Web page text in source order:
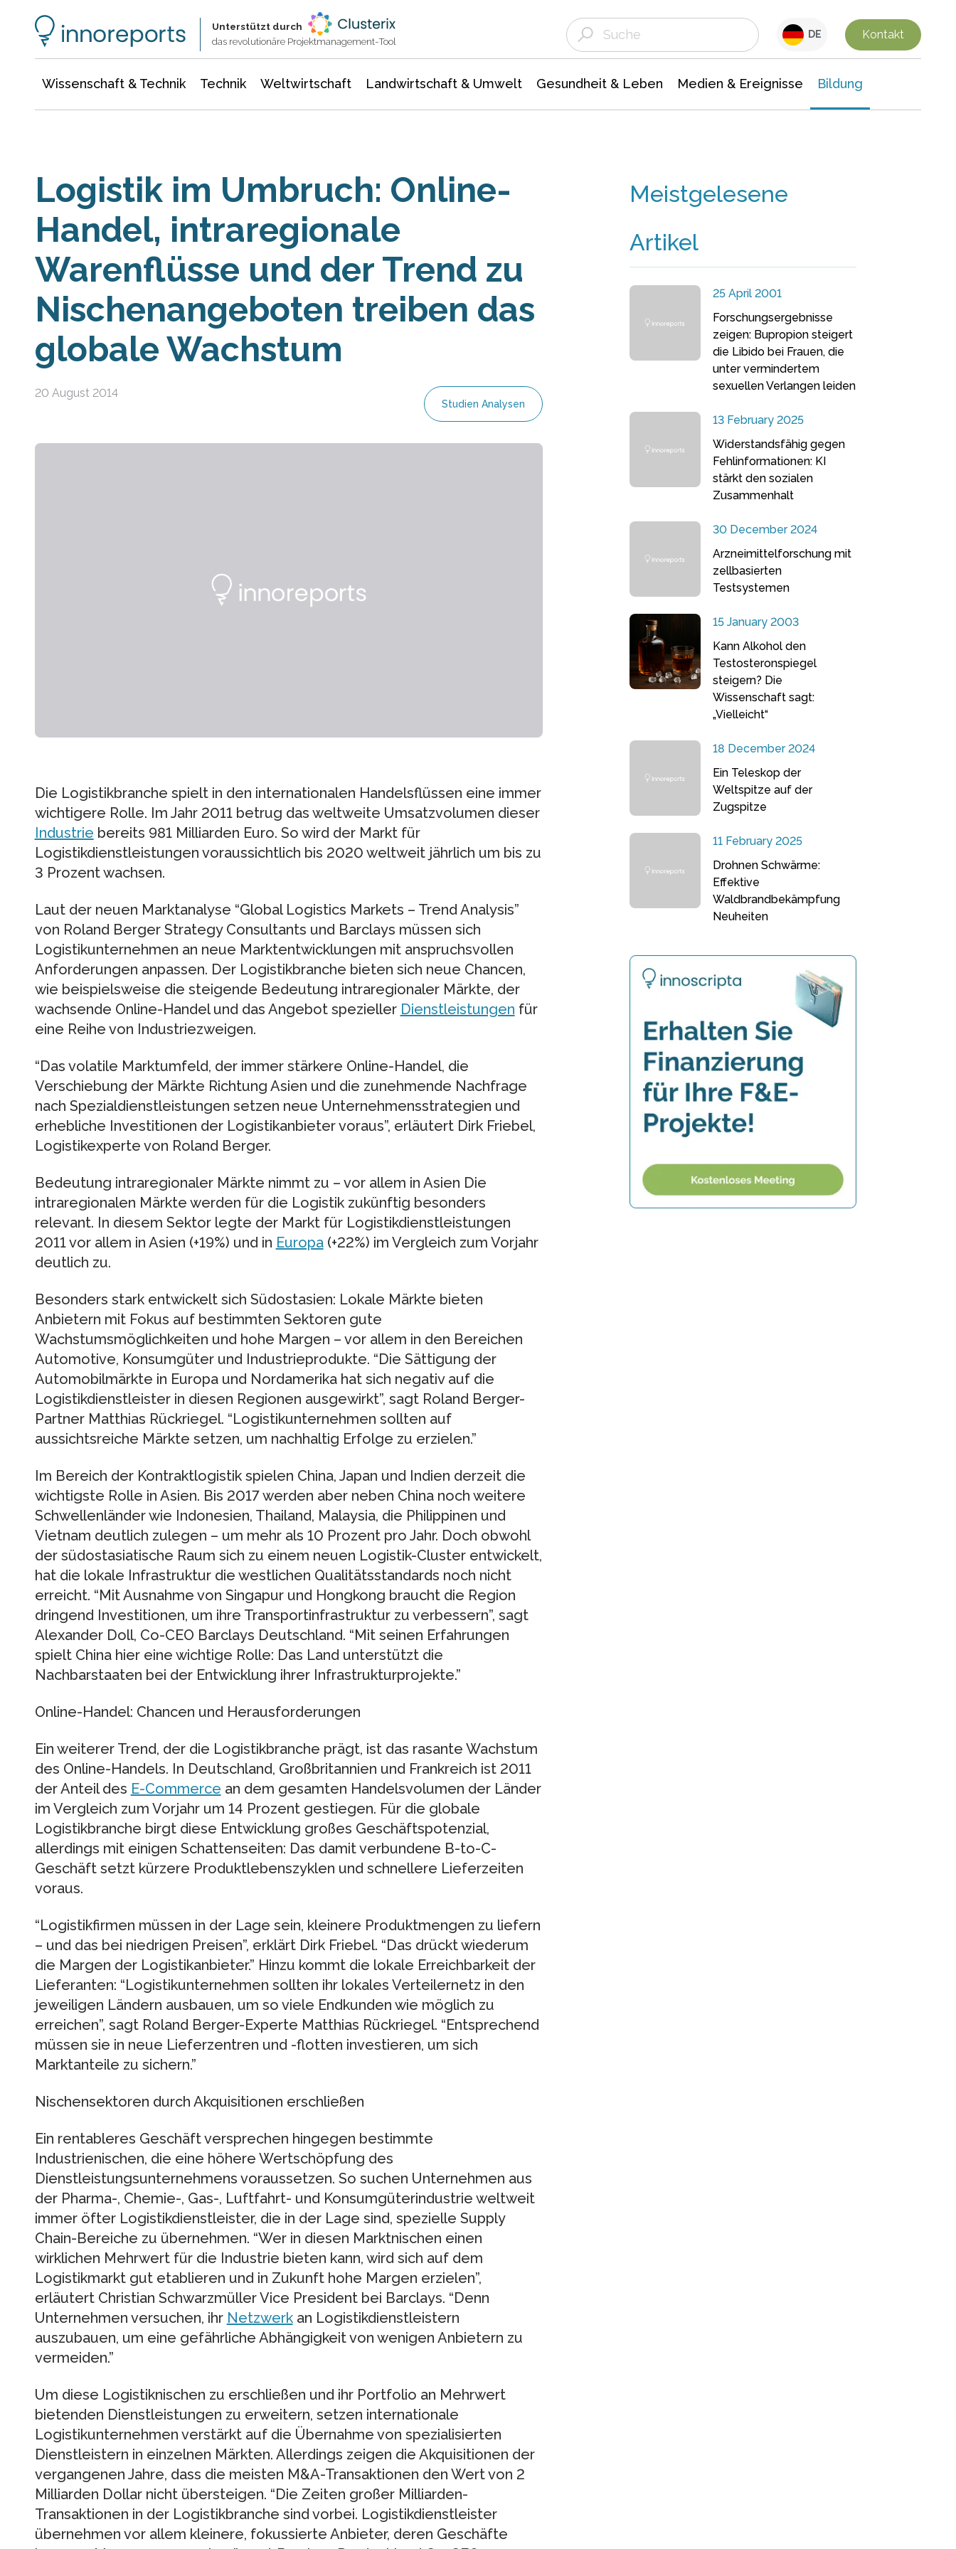
Unterstützt durch
das revolutionäre Projektmanagement-Tool
DE Kontakt
Wissenschaft & Technik Technik Weltwirtschaft Landwirtschaft & Umwelt Gesundheit & Leben Medien & Ereignisse Bildung
Logistik im Umbruch: Online-
Handel, intraregionale
Warenflüsse und der Trend zu
Nischenangeboten treiben das
globale Wachstum
20 August 2014
Studien Analysen
Die Logistikbranche spielt in den internationalen Handelsflüssen eine immer
wichtigere Rolle. Im Jahr 2011 betrug das weltweite Umsatzvolumen dieser
Industrie bereits 981 Milliarden Euro. So wird der Markt für
Logistikdienstleistungen voraussichtlich bis 2020 weltweit jährlich um bis zu
3 Prozent wachsen.
Laut der neuen Marktanalyse “Global Logistics Markets – Trend Analysis”
von Roland Berger Strategy Consultants und Barclays müssen sich
Logistikunternehmen an neue Marktentwicklungen mit anspruchsvollen
Anforderungen anpassen. Der Logistikbranche bieten sich neue Chancen,
wie beispielsweise die steigende Bedeutung intraregionaler Märkte, der
wachsende Online-Handel und das Angebot spezieller Dienstleistungen für
eine Reihe von Industriezweigen.
“Das volatile Marktumfeld, der immer stärkere Online-Handel, die
Verschiebung der Märkte Richtung Asien und die zunehmende Nachfrage
nach Spezialdienstleistungen setzen neue Unternehmensstrategien und
erhebliche Investitionen der Logistikanbieter voraus”, erläutert Dirk Friebel,
Logistikexperte von Roland Berger.
Bedeutung intraregionaler Märkte nimmt zu – vor allem in Asien Die
intraregionalen Märkte werden für die Logistik zukünftig besonders
relevant. In diesem Sektor legte der Markt für Logistikdienstleistungen
2011 vor allem in Asien (+19%) und in Europa(+22%) im Vergleich zum Vorjahr
deutlich zu.
Besonders stark entwickelt sich Südostasien: Lokale Märkte bieten
Anbietern mit Fokus auf bestimmten Sektoren gute
Wachstumsmöglichkeiten und hohe Margen – vor allem in den Bereichen
Automotive, Konsumgüter und Industrieprodukte. “Die Sättigung der
Automobilmärkte in Europa und Nordamerika hat sich negativ auf die
Logistikdienstleister in diesen Regionen ausgewirkt”, sagt Roland Berger-
Partner Matthias Rückriegel. “Logistikunternehmen sollten auf
aussichtsreiche Märkte setzen, um nachhaltig Erfolge zu erzielen.”
Im Bereich der Kontraktlogistik spielen China, Japan und Indien derzeit die
wichtigste Rolle in Asien. Bis 2017 werden aber neben China noch weitere
Schwellenländer wie Indonesien, Thailand, Malaysia, die Philippinen und
Vietnam deutlich zulegen – um mehr als 10 Prozent pro Jahr. Doch obwohl
der südostasiatische Raum sich zu einem neuen Logistik-Cluster entwickelt,
hat die lokale Infrastruktur die westlichen Qualitätsstandards noch nicht
erreicht. “Mit Ausnahme von Singapur und Hongkong braucht die Region
dringend Investitionen, um ihre Transportinfrastruktur zu verbessern”, sagt
Alexander Doll, Co-CEO Barclays Deutschland. “Mit seinen Erfahrungen
spielt China hier eine wichtige Rolle: Das Land unterstützt die
Nachbarstaaten bei der Entwicklung ihrer Infrastrukturprojekte.”
Online-Handel: Chancen und Herausforderungen
Ein weiterer Trend, der die Logistikbranche prägt, ist das rasante Wachstum
des Online-Handels. In Deutschland, Großbritannien und Frankreich ist 2011
der Anteil des E-Commerce an dem gesamten Handelsvolumen der Länder
im Vergleich zum Vorjahr um 14 Prozent gestiegen. Für die globale
Logistikbranche birgt diese Entwicklung großes Geschäftspotenzial,
allerdings mit einigen Schattenseiten: Das damit verbundene B-to-C-
Geschäft setzt kürzere Produktlebenszyklen und schnellere Lieferzeiten
voraus.
“Logistikfirmen müssen in der Lage sein, kleinere Produktmengen zu liefern
– und das bei niedrigen Preisen”, erklärt Dirk Friebel. “Das drückt wiederum
die Margen der Logistikanbieter.” Hinzu kommt die lokale Erreichbarkeit der
Lieferanten: “Logistikunternehmen sollten ihr lokales Verteilernetz in den
jeweiligen Ländern ausbauen, um so viele Endkunden wie möglich zu
erreichen”, sagt Roland Berger-Experte Matthias Rückriegel. “Entsprechend
müssen sie in neue Lieferzentren und -flotten investieren, um sich
Marktanteile zu sichern.”
Nischensektoren durch Akquisitionen erschließen
Ein rentableres Geschäft versprechen hingegen bestimmte
Industrienischen, die eine höhere Wertschöpfung des
Dienstleistungsunternehmens voraussetzen. So suchen Unternehmen aus
der Pharma-, Chemie-, Gas-, Luftfahrt- und Konsumgüterindustrie weltweit
immer öfter Logistikdienstleister, die in der Lage sind, spezielle Supply
Chain-Bereiche zu übernehmen. “Wer in diesen Marktnischen einen
wirklichen Mehrwert für die Industrie bieten kann, wird sich auf dem
Logistikmarkt gut etablieren und in Zukunft hohe Margen erzielen”,
erläutert Christian Schwarzmüller Vice President bei Barclays. “Denn
Unternehmen versuchen, ihr Netzwerkan Logistikdienstleistern
auszubauen, um eine gefährliche Abhängigkeit von wenigen Anbietern zu
vermeiden.”
Um diese Logistiknischen zu erschließen und ihr Portfolio an Mehrwert
bietenden Dienstleistungen zu erweitern, setzen internationale
Logistikunternehmen verstärkt auf die Übernahme von spezialisierten
Dienstleistern in einzelnen Märkten. Allerdings zeigen die Akquisitionen der
vergangenen Jahre, dass die meisten M&A-Transaktionen den Wert von 2
Milliarden Dollar nicht übersteigen. “Die Zeiten großer Milliarden-
Transaktionen in der Logistikbranche sind vorbei. Logistikdienstleister
übernehmen vor allem kleinere, fokussierte Anbieter, deren Geschäfte
Meistgelesene
Artikel
25 April 2001
Forschungsergebnisse
zeigen: Bupropion steigert
die Libido bei Frauen, die
unter vermindertem
sexuellen Verlangen leiden
13 February 2025
Widerstandsfähig gegen
Fehlinformationen: KI
stärkt den sozialen
Zusammenhalt
30 December 2024
Arzneimittelforschung mit
zellbasierten
Testsystemen
15 January 2003
Kann Alkohol den
Testosteronspiegel
steigern? Die
Wissenschaft sagt:
„Vielleicht“
18 December 2024
Ein Teleskop der
Weltspitze auf der
Zugspitze
11 February 2025
Drohnen Schwärme:
Effektive
Waldbrandbekämpfung
Neuheiten